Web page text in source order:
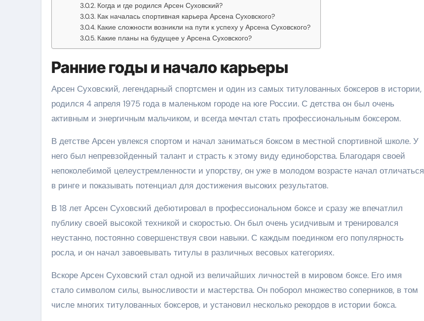
Когда и где родился Арсен Суховский?
Как началась спортивная карьера Арсена Суховского?
Какие сложности возникли на пути к успеху у Арсена Суховского?
Какие планы на будущее у Арсена Суховского?
Ранние годы и начало карьеры
Арсен Суховский, легендарный спортсмен и один из самых титулованных боксеров в истории,
родился 4 апреля 1975 года в маленьком городе на юге России. С детства он был очень
активным и энергичным мальчиком, и всегда мечтал стать профессиональным боксером.
В детстве Арсен увлекся спортом и начал заниматься боксом в местной спортивной школе. У
него был непревзойденный талант и страсть к этому виду единоборства. Благодаря своей
непоколебимой целеустремленности и упорству, он уже в молодом возрасте начал отличаться
в ринге и показывать потенциал для достижения высоких результатов.
В 18 лет Арсен Суховский дебютировал в профессиональном боксе и сразу же впечатлил
публику своей высокой техникой и скоростью. Он был очень усидчивым и тренировался
неустанно, постоянно совершенствуя свои навыки. С каждым поединком его популярность
росла, и он начал завоевывать титулы в различных весовых категориях.
Вскоре Арсен Суховский стал одной из величайших личностей в мировом боксе. Его имя
стало символом силы, выносливости и мастерства. Он поборол множество соперников, в том
числе многих титулованных боксеров, и установил несколько рекордов в истории бокса.